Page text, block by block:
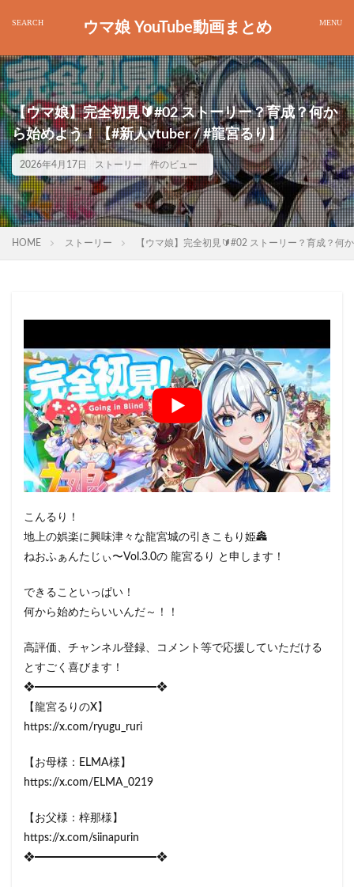
ウマ娘 YouTube動画まとめ
【ウマ娘】完全初見🔰#02 ストーリー？育成？何か
ら始めよう！【#新人vtuber / #龍宮るり】
2026年4月17日 ストーリー 件のビュー
HOME ストーリー 【ウマ娘】完全初見🔰#02 ストーリー？育成？何
こんるり！
地上の娯楽に興味津々な龍宮城の引きこもり姫🏯
ねおふぁんたじぃ〜Vol.3.0の 龍宮るり と申します！
できることいっぱい！
何から始めたらいいんだ～！！
高評価、チャンネル登録、コメント等で応援していただける
とすごく喜びます！
❖━━━━━━━━━━━❖
【龍宮るりのX】
https://x.com/ryugu_ruri
【お母様：ELMA様】
https://x.com/ELMA_0219
【お父様：梓那様】
https://x.com/siinapurin
❖━━━━━━━━━━━❖